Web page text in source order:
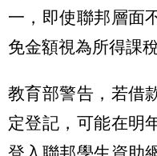
一，即使聯邦層面
免金額視為所得課稅
教育部警告，若借
定登記，可能在明
登入聯邦學生資助